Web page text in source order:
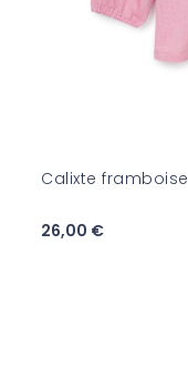
Calixte framboise
26,00 €